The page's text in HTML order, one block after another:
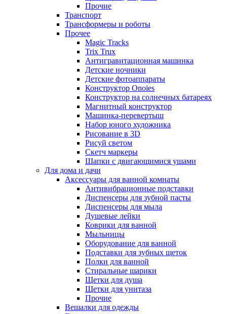
Прочие
Транспорт
Трансформеры и роботы
Прочее
Magic Tracks
Trix Trux
Антигравитационная машинка
Детские ночники
Детские фотоаппараты
Конструктор Onoies
Конструктор на солнечных батареях
Магнитный конструктор
Машинка-перевертыш
Набор юного художника
Рисование в 3D
Рисуй светом
Скетч маркеры
Шапки с двигающимися ушами
Для дома и дачи
Аксессуары для ванной комнаты
Антивибрационные подставки
Диспенсеры для зубной пасты
Диспенсеры для мыла
Душевые лейки
Коврики для ванной
Мыльницы
Оборудование для ванной
Подставки для зубных щеток
Полки для ванной
Стиральные шарики
Щетки для душа
Щетки для унитаза
Прочие
Вешалки для одежды